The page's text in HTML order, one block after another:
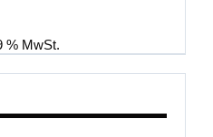
€
% MwSt.
IN